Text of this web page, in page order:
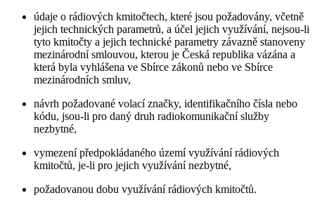
údaje o rádiových kmitočtech, které jsou požadovány, včetně
jejich technických parametrů, a účel jejich využívání, nejsou-li
tyto kmitočty a jejich technické parametry závazně stanoveny
mezinárodní smlouvou, kterou je Česká republika vázána a
která byla vyhlášena ve Sbírce zákonů nebo ve Sbírce
mezinárodních smluv,
návrh požadované volací značky, identifikačního čísla nebo
kódu, jsou-li pro daný druh radiokomunikační služby
nezbytné,
vymezení předpokládaného území využívání rádiových
kmitočtů, je-li pro jejich využívání nezbytné,
požadovanou dobu využívání rádiových kmitočtů.